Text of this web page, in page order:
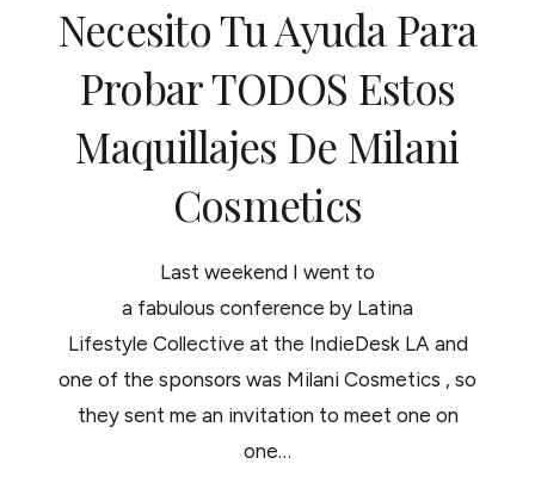
Necesito Tu Ayuda Para
Probar TODOS Estos
Maquillajes De Milani
Cosmetics
Last weekend I went to
a fabulous conference by Latina
Lifestyle Collective at the IndieDesk LA and
one of the sponsors was Milani Cosmetics , so
they sent me an invitation to meet one on
one…